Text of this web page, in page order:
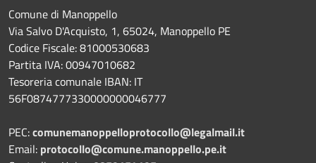
Comune di Manoppello
Via Salvo D'Acquisto, 1, 65024, Manoppello PE
Codice Fiscale: 81000530683
Partita IVA: 00947010682
Tesoreria comunale IBAN: IT
56F0874777330000000046777
PEC:comunemanoppelloprotocollo@legalmail.it
Email: protocollo@comune.manoppello.pe.it